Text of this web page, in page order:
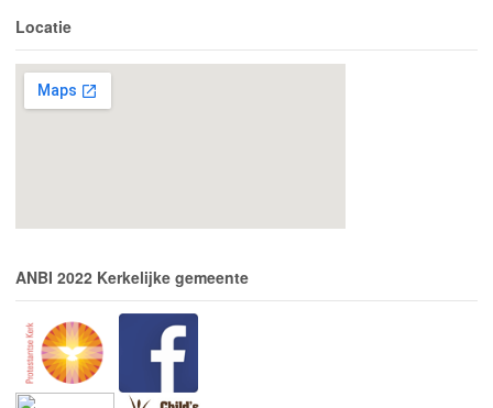
Locatie
ANBI 2022 Kerkelijke gemeente